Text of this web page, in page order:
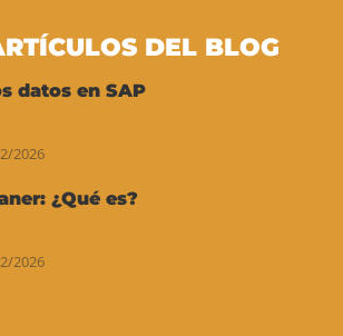
DEL BLOG
datos en SAP
2026
¿Qué es?
2026